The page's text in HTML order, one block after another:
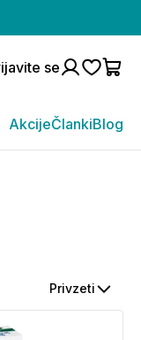
se
AkcijeČlankiBlog
Privzeti